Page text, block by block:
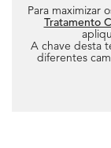
Para maximizar
Tratamento
A chave desta
diferentes